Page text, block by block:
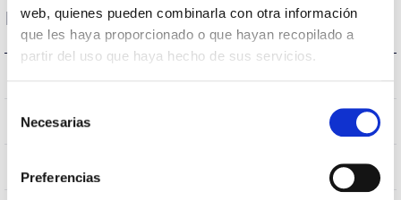
web, quienes pueden combinarla con otra información
que les haya proporcionado o que hayan recopilado a
partir del uso que haya hecho de sus servicios.
Necesarias
Preferencias
Housing and Finish
Current (A) IP40
PC